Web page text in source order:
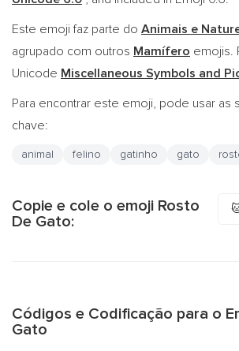
Este emoji faz parte do Animais e
agrupado com outros Mamífero emojis.
Unicode Miscellaneous Symbols and
Para encontrar este emoji, pode usar as
chave:
animal felino gatinho gato
Copie e cole o emoji Rosto
De Gato:
Códigos e Codificação para o
Gato